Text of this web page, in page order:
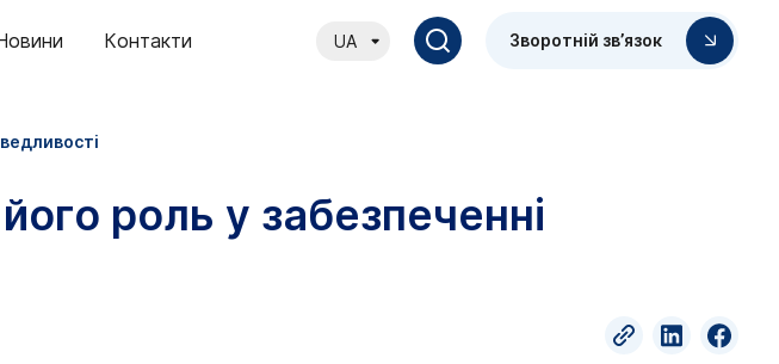
Контакти UA Зворотній зв’язок
роль у забезпеченні